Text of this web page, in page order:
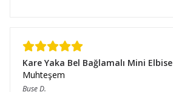
Kare Yaka Bel Bağlamalı Mini Elbise
Muhteşem
BuseD.